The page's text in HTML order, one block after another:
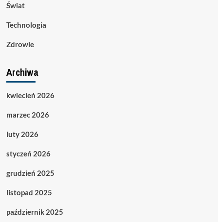
Świat
Technologia
Zdrowie
Archiwa
kwiecień 2026
marzec 2026
luty 2026
styczeń 2026
grudzień 2025
listopad 2025
październik 2025